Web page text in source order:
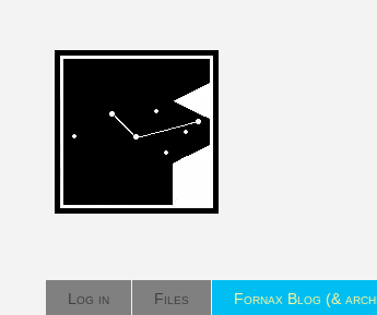
Log in Files Fornax Blog (&